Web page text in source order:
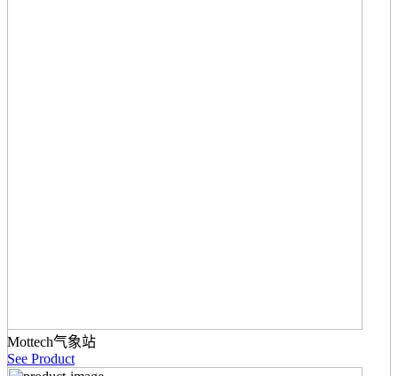
Mottech气象站
See Product